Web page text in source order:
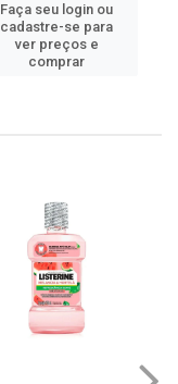
Faça seu login ou
cadastre-se para
ver preços e
comprar